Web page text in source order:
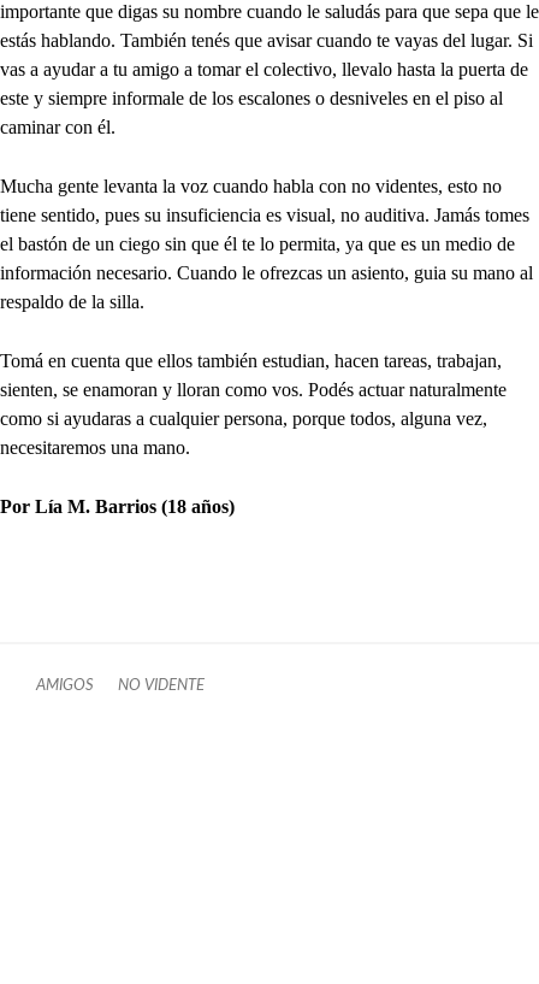
importante que digas su nombre cuando le saludás para que sepa que le
estás hablando. También tenés que avisar cuando te vayas del lugar. Si
vas a ayudar a tu amigo a tomar el colectivo, llevalo hasta la puerta de
este y siempre informale de los escalones o desniveles en el piso al
caminar con él.
Mucha gente levanta la voz cuando habla con no videntes, esto no
tiene sentido, pues su insuficiencia es visual, no auditiva. Jamás tomes
el bastón de un ciego sin que él te lo permita, ya que es un medio de
información necesario. Cuando le ofrezcas un asiento, guia su mano al
respaldo de la silla.
Tomá en cuenta que ellos también estudian, hacen tareas, trabajan,
sienten, se enamoran y lloran como vos. Podés actuar naturalmente
como si ayudaras a cualquier persona, porque todos, alguna vez,
necesitaremos una mano.
Por Lía M. Barrios (18 años)
AMIGOS NO VIDENTE